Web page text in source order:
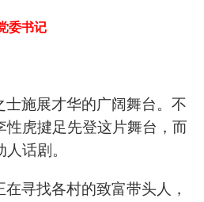
委书记
士施展才华的广阔舞台。不
性虎揵足先登这片舞台，而
话剧。
寻找各村的致富带头人，